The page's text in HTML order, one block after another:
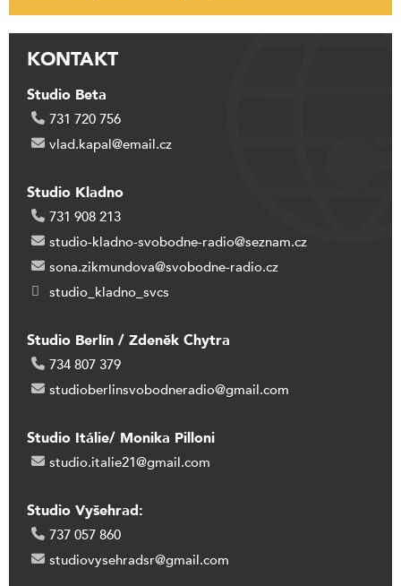
KONTAKT
Studio Beta
731 720 756
vlad.kapal@email.cz
Studio Kladno
731 908 213
studio-kladno-svobodne-radio@seznam.cz
sona.zikmundova@svobodne-radio.cz
studio_kladno_svcs
Studio Berlín / Zdeněk Chytra
734 807 379
studioberlinsvobodneradio@gmail.com
Studio Itálie/ Monika Pilloni
studio.italie21@gmail.com
Studio Vyšehrad:
737 057 860
studiovysehradsr@gmail.com